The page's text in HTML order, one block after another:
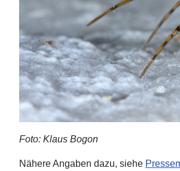
Foto: Klaus Bogon
Nähere Angaben dazu, siehe